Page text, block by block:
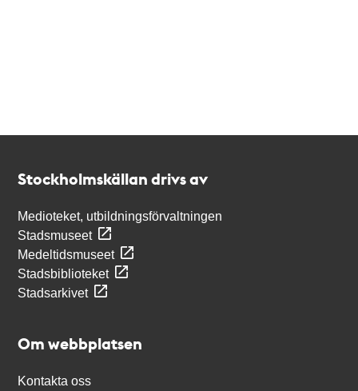
Stockholmskällan drivs av
Medioteket, utbildningsförvaltningen
Stadsmuseet
Medeltidsmuseet
Stadsbiblioteket
Stadsarkivet
Om webbplatsen
Kontakta oss